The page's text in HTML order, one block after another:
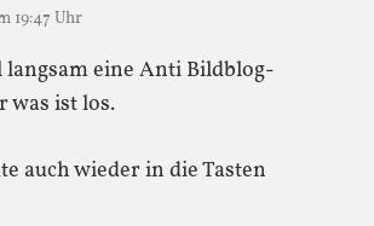
19:47 Uhr
langsam eine Anti Bildblog-
was ist los.
auch wieder in die Tasten